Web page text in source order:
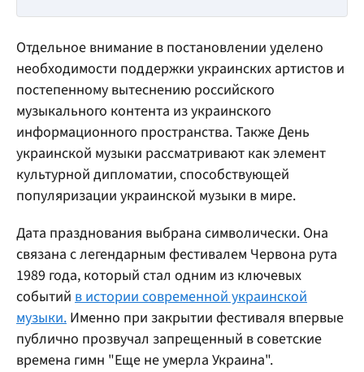
Отдельное внимание в постановлении уделено
необходимости поддержки украинских артистов и
постепенному вытеснению российского
музыкального контента из украинского
информационного пространства. Также День
украинской музыки рассматривают как элемент
культурной дипломатии, способствующей
популяризации украинской музыки в мире.
Дата празднования выбрана символически. Она
связана с легендарным фестивалем Червона рута
1989 года, который стал одним из ключевых
событий в истории современной украинской
музыки. Именно при закрытии фестиваля впервые
публично прозвучал запрещенный в советские
времена гимн "Еще не умерла Украина".